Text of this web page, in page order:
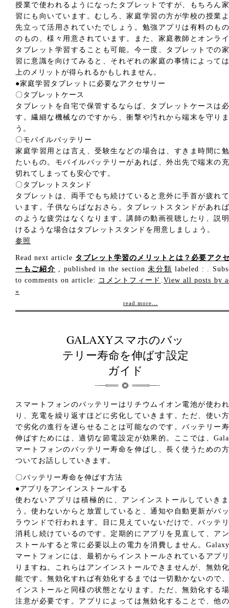
授業で使われるようになったタブレットですが、もちろん
習にも向いています。むしろ、家庭学習の方が学校の授業
先立って活用されていたでしょう。勉強アプリは有料のも
のもの、様々用意されています。また、家庭教師とオンラ
タブレット学習することも可能。今一度、タブレットでの
習に意識を向けてみると、それぞれの家庭の事情によって
上のメリットが得られるかもしれません。
●家庭学習タブレットに必要なアクセサリー
〇タブレットケース
タブレットを自宅で保管するならば、タブレットケースは
す。繊細な機械なのですから、衝撃や汚れから端末を守り
う。
〇モバイルバッテリー
家庭学習用とは言え、受験生などの場合は、すきま時間に
たいもの。モバイルバッテリーがあれば、外出先で端末の
切れてしまっても安心です。
〇タブレットスタンド
タブレットは、両手でもち続けていると意外に手首が疲れ
います。子供ならばなおさら。タブレットスタンドがあれ
のような疲労はなくなります。講師の動画視聴したり、説
けるような場合はタブレットスタンドを用意しましょう。
参照
Read next article タブレット学習のメリットとは？必要アク
ーもご紹介 , published in the section未分類 labeled : .
to comments on article: コメントフィード View all posts by
»
read more...
GALAXYスマホのバッ
テリー寿命を伸ばす設定
ガイド
スマートフォンのバッテリーはリチウムイオン電池が使わ
り、充電を繰り返すほどに劣化していきます。ただ、使い
で劣化の進行を遅らせることは可能なのです。バッテリー
伸ばすためには、適切な節電設定が効果的。ここでは、
マートフォンのバッテリー寿命を伸ばし、長く使うための
ついてお話ししていきます。
〇バッテリー寿命を伸ばす方法
●アプリをアンインストールする
使わないアプリは積極的に、アンインストールしていき
う。使わないからと放置していると、通知や自動更新がバ
ラウンドで行われます。目に見えていないだけで、バッテ
消耗し続けているのです。定期的にアプリを見直して、ア
ストールすると常に必要以上の電力を消費しません。
マートフォンには、最初からインストールされているアプ
りますね。これらはアンインストールできませんが、無効
能です。無効化すれば有効化するまでは一切動かないので
インストールと同様の状態となります。ただ、無効化する
注意が必要です。アプリによっては無効化することで、他